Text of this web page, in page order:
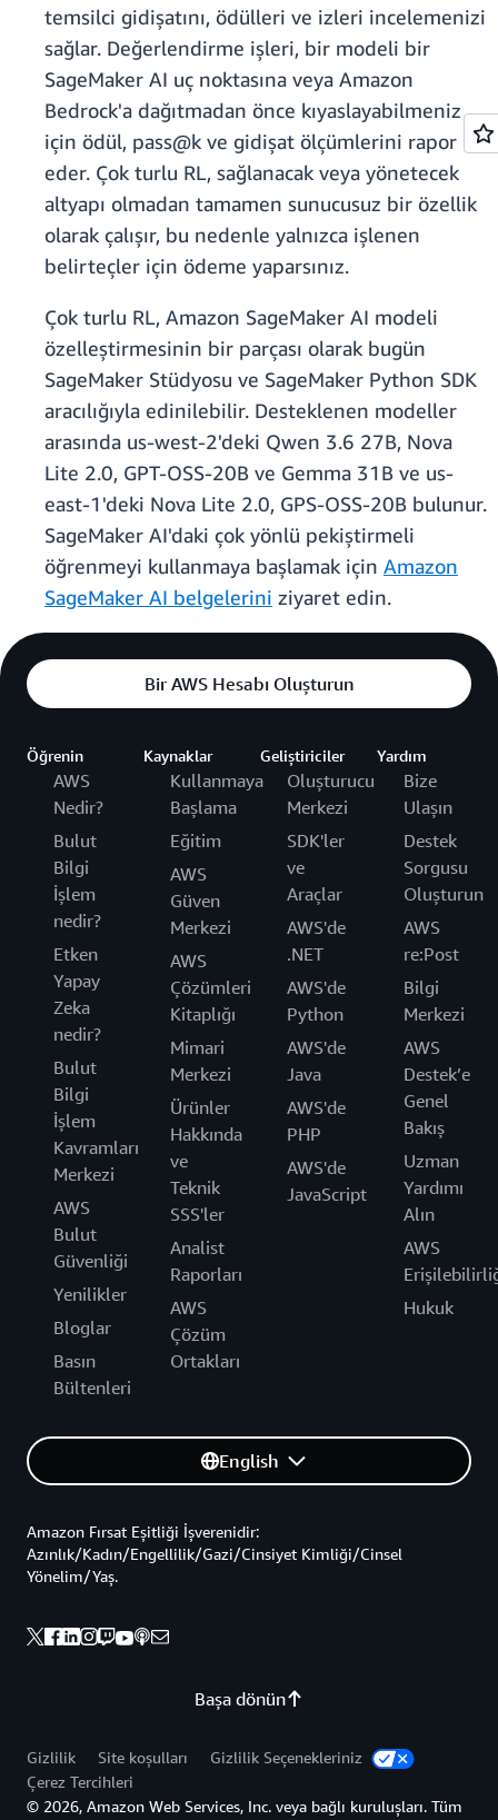
temsilci gidişatını, ödülleri ve izleri incelemenizi
sağlar. Değerlendirme işleri, bir modeli bir
SageMaker AI uç noktasına veya Amazon
Bedrock'a dağıtmadan önce kıyaslayabilmeniz
için ödül, pass@k ve gidişat ölçümlerini rapor
eder. Çok turlu RL, sağlanacak veya yönetecek
altyapı olmadan tamamen sunucusuz bir özellik
olarak çalışır, bu nedenle yalnızca işlenen
belirteçler için ödeme yaparsınız.
Çok turlu RL, Amazon SageMaker AI modeli
özelleştirmesinin bir parçası olarak bugün
SageMaker Stüdyosu ve SageMaker Python SDK
aracılığıyla edinilebilir. Desteklenen modeller
arasında us-west-2'deki Qwen 3.6 27B, Nova
Lite 2.0, GPT-OSS-20B ve Gemma 31B ve us-
east-1'deki Nova Lite 2.0, GPS-OSS-20B bulunur.
SageMaker AI'daki çok yönlü pekiştirmeli
öğrenmeyi kullanmaya başlamak için Amazon
SageMaker AI belgelerini ziyaret edin.
Bir AWS Hesabı Oluşturun
Öğrenin
AWS
Nedir?
Bulut
Bilgi
İşlem
nedir?
Etken
Yapay
Zeka
nedir?
Bulut
Bilgi
İşlem
Kavramları
Merkezi
AWS
Bulut
Güvenliği
Yenilikler
Bloglar
Basın
Bültenleri
Kaynaklar
Kullanmaya
Başlama
Eğitim
AWS
Güven
Merkezi
AWS
Çözümleri
Kitaplığı
Mimari
Merkezi
Ürünler
Hakkında
ve
Teknik
SSS'ler
Analist
Raporları
AWS
Çözüm
Ortakları
Geliştiriciler
Oluşturucu
Merkezi
SDK'ler
ve
Araçlar
AWS'de
.NET
AWS'de
Python
AWS'de
Java
AWS'de
PHP
AWS'de
JavaScript
Yardım
Bize
Ulaşın
Destek
Sorgusu
Oluşturun
AWS
re:Post
Bilgi
Merkezi
AWS
Destek’e
Genel
Bakış
Uzman
Yardımı
Alın
AWS
Hukuk
English
Başa dönün
Amazon Fırsat Eşitliği İşverenidir:
Azınlık/Kadın/Engellilik/Gazi/Cinsiyet Kimliği/Cinsel
Yönelim/Yaş.
Gizlilik Site koşulları
Gizlilik Seçenekleriniz
Çerez Tercihleri
© 2026, Amazon Web Services, Inc. veya bağlı kuruluşları. Tüm